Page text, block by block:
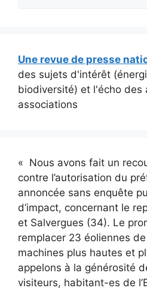
Une revue de presse
des sujets d'intérêt
biodiversité) et l'écho des
associations
« Nous avons fait un
contre l’autorisation du
annoncée sans enquête
d’impact, concernant le
et Salvergues (34). Le
remplacer 23 éoliennes
machines plus hautes et
appelons à la générosité
visiteurs, habitant-es de